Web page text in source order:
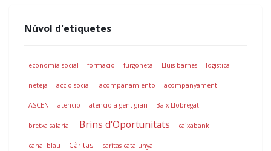
Núvol d'etiquetes
economía social formació furgoneta Lluis barnes logistica
neteja acció social acompañamiento acompanyament
ASCEN atencio atencio a gent gran Baix Llobregat
bretxa salarial Brins d'Oportunitats caixabank
canal blau Càritas caritas catalunya